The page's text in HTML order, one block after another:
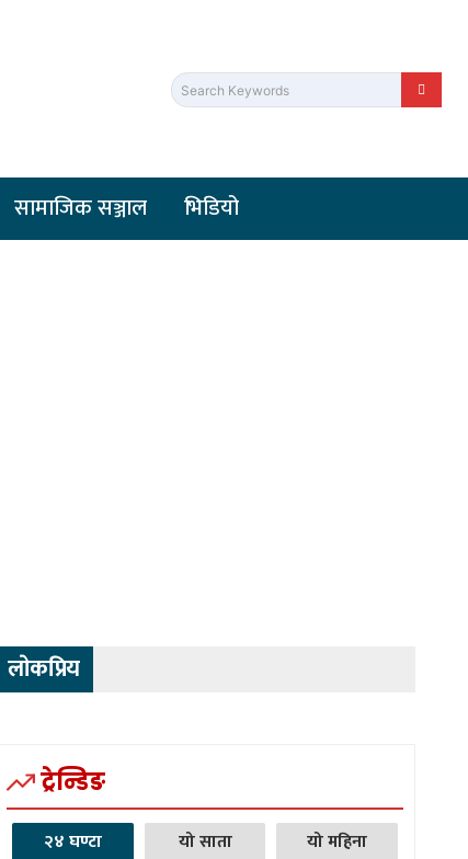
Search Keywords
सामाजिक सञ्जाल भिडियो
लाेकप्रिय
ट्रेन्डिङ
२४ घण्टा यो साता यो महिना